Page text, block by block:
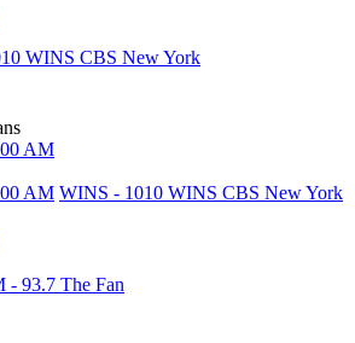
WINS CBS New York
AM
AM WINS - 1010 WINS CBS New York
93.7 The Fan